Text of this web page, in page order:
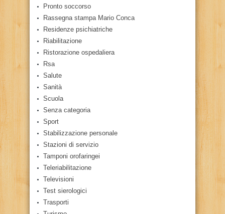
Pronto soccorso
Rassegna stampa Mario Conca
Residenze psichiatriche
Riabilitazione
Ristorazione ospedaliera
Rsa
Salute
Sanità
Scuola
Senza categoria
Sport
Stabilizzazione personale
Stazioni di servizio
Tamponi orofaringei
Teleriabilitazione
Televisioni
Test sierologici
Trasporti